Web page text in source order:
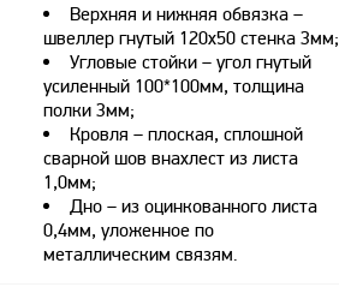
Верхняя и нижняя обвязка –
швеллер гнутый 120х50 стенка 3мм;
Угловые стойки – угол гнутый
усиленный 100*100мм, толщина
полки 3мм;
Кровля – плоская, сплошной
сварной шов внахлест из листа
1,0мм;
Дно – из оцинкованного листа
0,4мм, уложенное по
металлическим связям.